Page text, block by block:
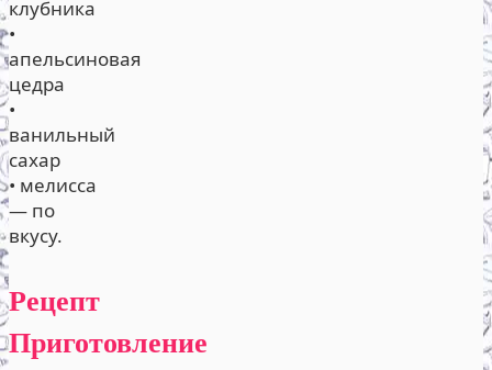
клубника
•
апельсиновая
цедра
•
ванильный
сахар
• мелисса
— по
вкусу.
Рецепт
Приготовление